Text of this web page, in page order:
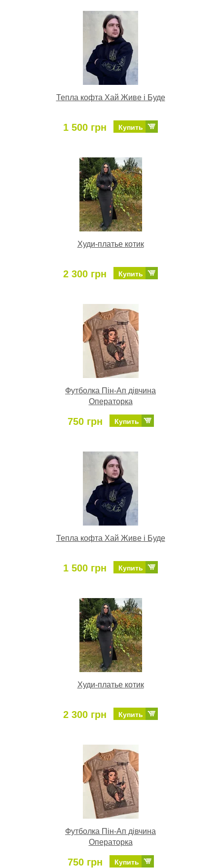
Тепла кофта Хай Живе і Буде
1 500 грн Купить
Худи-платье котик
2 300 грн Купить
Футболка Пін-Ап дівчина
Операторка
750 грн Купить
Тепла кофта Хай Живе і Буде
1 500 грн Купить
Худи-платье котик
2 300 грн Купить
Футболка Пін-Ап дівчина
Операторка
750 грн Купить